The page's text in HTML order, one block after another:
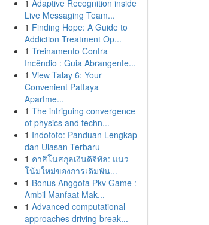
1 Adaptive Recognition inside
Live Messaging Team...
1 Finding Hope: A Guide to
Addiction Treatment Op...
1 Treinamento Contra
Incêndio : Guia Abrangente...
1 View Talay 6: Your
Convenient Pattaya
Apartme...
1 The intriguing convergence
of physics and techn...
1 Indototo: Panduan Lengkap
dan Ulasan Terbaru
1 คาสิโนสกุลเงินดิจิทัล: แนว
โน้มใหม่ของการเดิมพัน...
1 Bonus Anggota Pkv Game :
Ambil Manfaat Mak...
1 Advanced computational
approaches driving break...